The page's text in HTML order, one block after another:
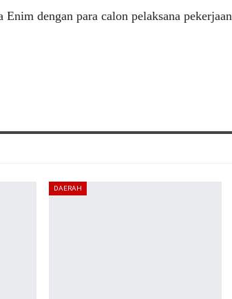
dengan para calon pelaksana pekerjaan
DAERAH